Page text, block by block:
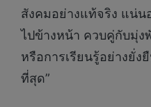
สังคมอย่างแท้จริง แน่น
ไปข้างหน้า ควบคู่กับมุ่
หรือการเรียนรู้อย่างยั่ง
ที่สุด”